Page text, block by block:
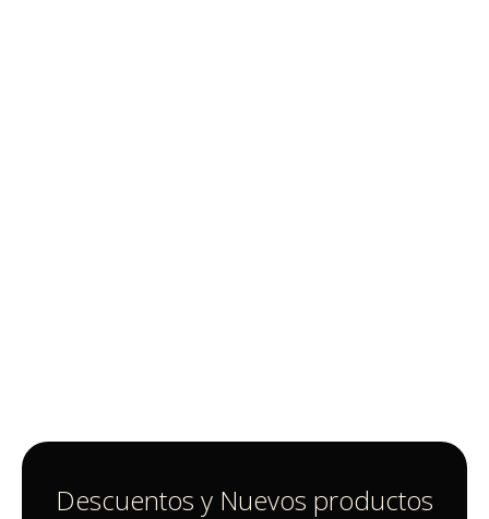
Descuentos y Nuevos productos